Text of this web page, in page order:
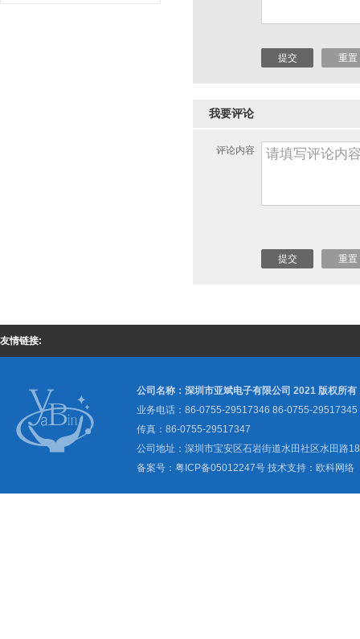
我要评论
评论内容
友情链接:
公司名称：深圳市亚斌电子有限公司 2021 版权所有
业务电话：86-0755-29517346 86-0755-29517345
传真：86-0755-29517347
公司地址：深圳市宝安区石岩街道水田社区水田路
备案号： 粤ICP备05012247号 技术支持： 欧科网络